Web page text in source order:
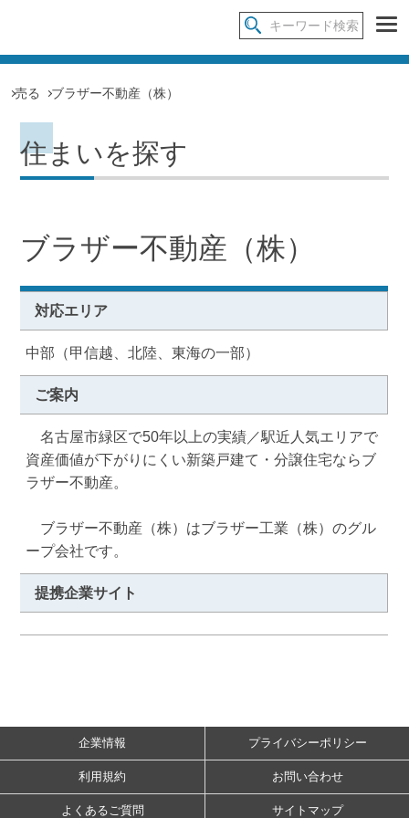
売る ブラザー不動産（株）
住まいを探す
ブラザー不動産（株）
対応エリア
中部（甲信越、北陸、東海の一部）
ご案内
名古屋市緑区で50年以上の実績／駅近人気エリアで
資産価値が下がりにくい新築戸建て・分譲住宅ならブ
ラザー不動産。
ブラザー不動産（株）はブラザー工業（株）のグル
ープ会社です。
提携企業サイト
企業情報 プライバシーポリシー
利用規約 お問い合わせ
よくあるご質問 サイトマップ